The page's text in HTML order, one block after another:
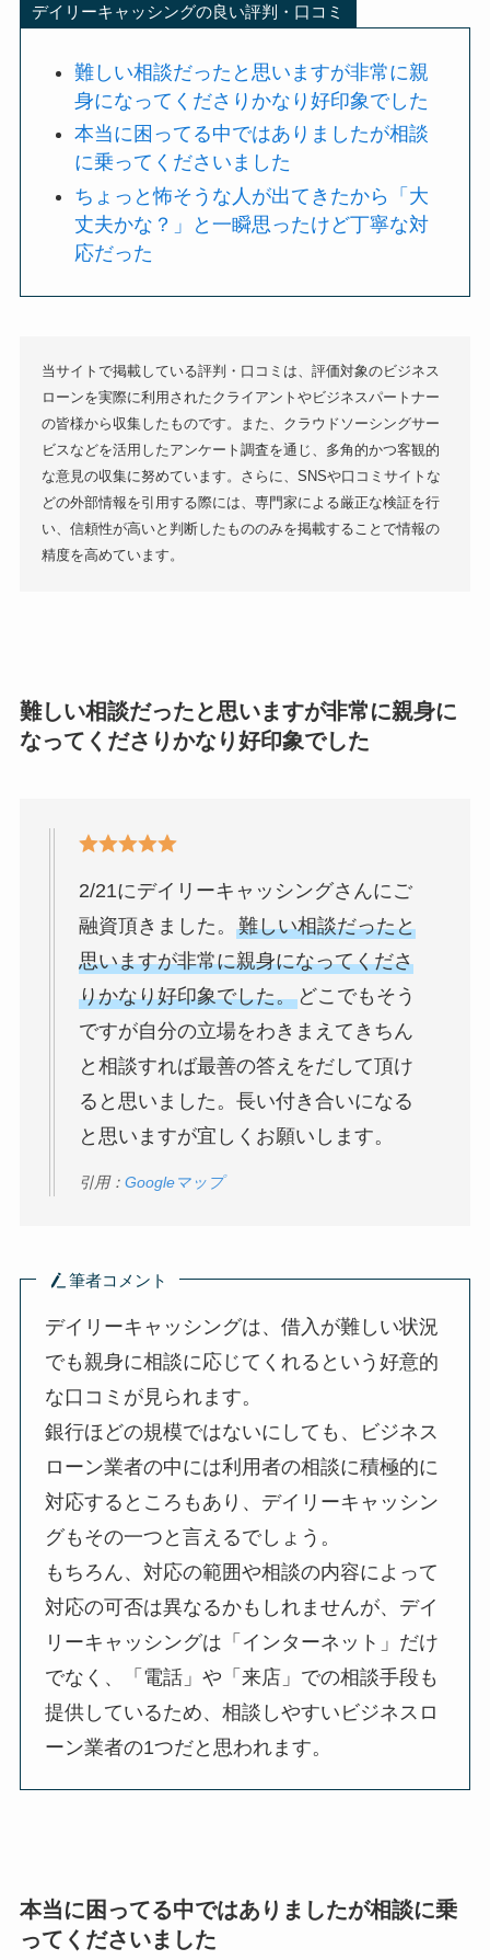
デイリーキャッシングの良い評判・口コミ
難しい相談だったと思いますが非常に親
身になってくださりかなり好印象でした
本当に困ってる中ではありましたが相談
に乗ってくださいました
ちょっと怖そうな人が出てきたから「大
丈夫かな？」と一瞬思ったけど丁寧な対
応だった
当サイトで掲載している評判・口コミは、評価対象のビジネス
ローンを実際に利用されたクライアントやビジネスパートナー
の皆様から収集したものです。また、クラウドソーシングサー
ビスなどを活用したアンケート調査を通じ、多角的かつ客観的
な意見の収集に努めています。さらに、SNSや口コミサイトな
どの外部情報を引用する際には、専門家による厳正な検証を行
い、信頼性が高いと判断したもののみを掲載することで情報の
精度を高めています。
難しい相談だったと思いますが非常に親身に
なってくださりかなり好印象でした
2/21にデイリーキャッシングさんにご
融資頂きました。 難しい相談だったと
思いますが非常に親身になってくださ
りかなり好印象でした。どこでもそう
ですが自分の立場をわきまえてきちん
と相談すれば最善の答えをだして頂け
ると思いました。長い付き合いになる
と思いますが宜しくお願いします。
引用： Googleマップ
筆者コメント
デイリーキャッシングは、借入が難しい状況
でも親身に相談に応じてくれるという好意的
な口コミが見られます。
銀行ほどの規模ではないにしても、ビジネス
ローン業者の中には利用者の相談に積極的に
対応するところもあり、デイリーキャッシン
グもその一つと言えるでしょう。
もちろん、対応の範囲や相談の内容によって
対応の可否は異なるかもしれませんが、デイ
リーキャッシングは「インターネット」だけ
でなく、「電話」や「来店」での相談手段も
提供しているため、相談しやすいビジネスロ
ーン業者の1つだと思われます。
本当に困ってる中ではありましたが相談に乗
ってくださいました